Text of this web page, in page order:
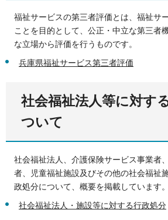
福祉サービスの第三者評価とは、福祉サ
ことを目的として、公正・中立な第三者
な立場から評価を行うものです。
兵庫県福祉サービス第三者評価
社会福祉法人等に対す
ついて
社会福祉法人、介護保険サービス事業者
者、児童福祉施設及びその他の社会福祉
政処分について、概要を掲載しています。
社会福祉法人・施設等に対する行政処分